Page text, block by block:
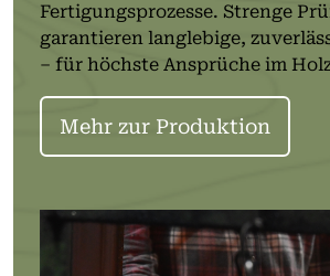
Fertigungsprozesse. Strenge
garantieren langlebige,
– für höchste Ansprüche im
Mehr zur Produktion